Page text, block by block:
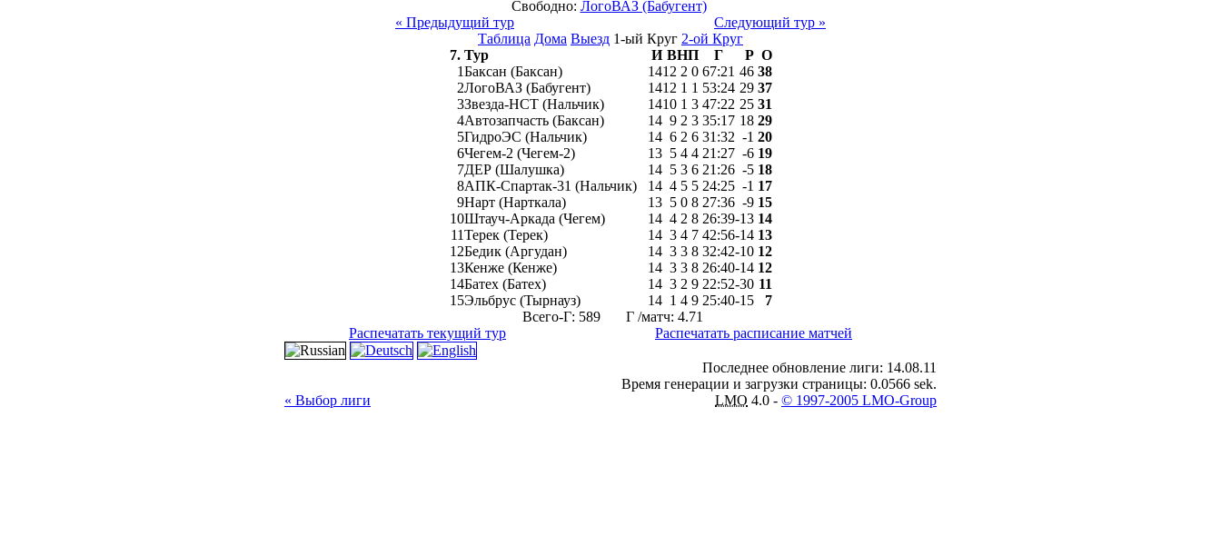
Свободно: ЛогоВАЗ (Бабугент)
« Предыдущий тур
Следующий тур »
Таблица Дома Выезд 1-ый Круг 2-ой Круг
7. Тур
И ВНП Г Р О
1Баксан (Баксан) 1412 2 0 67:21 46 38
2ЛогоВАЗ (Бабугент) 1412 1 1 53:24 29 37
3Звезда-НСТ (Нальчик) 1410 1 3 47:22 25 31
4Автозапчасть (Баксан) 14 9 2 3 35:17 18 29
5ГидроЭС (Нальчик) 14 6 2 6 31 :32 -1 20
6Чегем-2 (Чегем-2) 13 5 4 4 21 :27 -6 19
7ДЕР (Шалушка) 14 5 3 6 21 :26 -5 18
8АПК-Спартак-31 (Нальчик) 14 4 5 5 24:25 -1 17
9Нарт (Нарткала) 13 5 0 8 27:36 -9 15
10Штауч-Аркада (Чегем) 14 4 2 8 26:39-13 14
11Терек (Терек) 14 3 4 7 42:56-14 13
12Бедик (Аргудан) 14 3 3 8 32:42-10 12
13Кенже (Кенже) 14 3 3 8 26:40-14 12
14Батех (Батех) 14 3 2 9 22:52-30 11
15Эльбрус (Тырнауз) 14 1 4 9 25:40-15
7
Всего-Г: 589 Г /матч: 4.71
Распечатать текущий тур
Распечатать расписание матчей
« Выбор лиги
Последнее обновление лиги: 14.08.11
Время генерации и загрузки страницы: 0.0566 sek.
LMO 4.0 - © 1997-2005 LMO-Group